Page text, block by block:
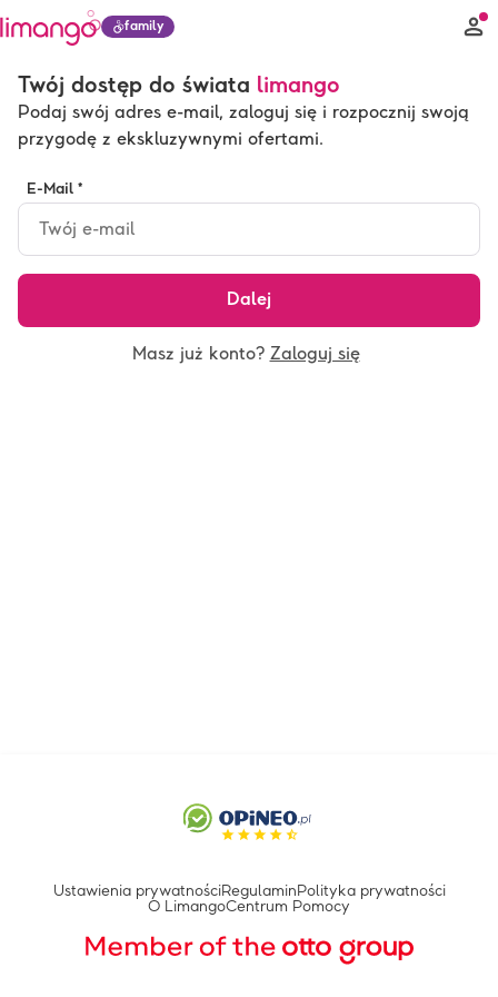
family
Twój dostęp do świata limango
Podaj swój adres e-mail, zaloguj się i rozpocznij swoją
przygodę z ekskluzywnymi ofertami.
E-Mail *
Dalej
Masz już konto? Zaloguj się
Ustawienia prywatnościRegulamin Polityka prywatności
O LimangoCentrum Pomocy